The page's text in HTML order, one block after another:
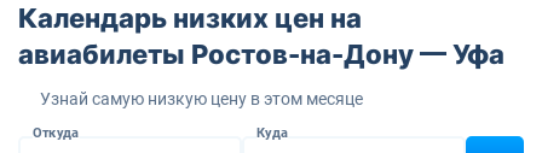
Календарь низких цен на
авиабилеты Ростов-на-Дону — Уфа
Узнай самую низкую цену в этом месяце
Откуда Куда